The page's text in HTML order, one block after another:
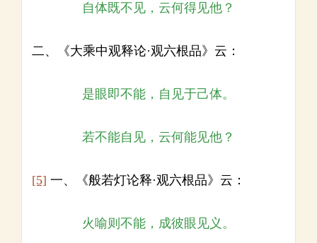
自体既不见，云何得见他？
二、《大乘中观释论·观六根品》云：
是眼即不能，自见于己体。
若不能自见，云何能见他？
[5] 一、《般若灯论释·观六根品》云：
火喻则不能，成彼眼见义。